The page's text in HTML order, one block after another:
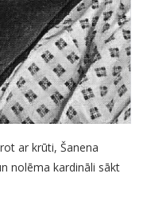
ar krūti, Šanena
nolēma kardināli sākt